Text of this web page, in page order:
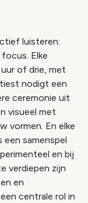
luisteren:
Elke
uur of drie, met
nodigt een
ceremonie uit
visueel met
vormen. En elke
samenspel
en bij
verdiepen zijn
en
centrale rol in